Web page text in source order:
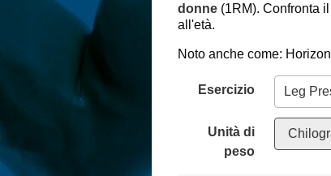
donne (1RM). Confronta
all'età.
Noto anche come:
Esercizio
Unità di
peso